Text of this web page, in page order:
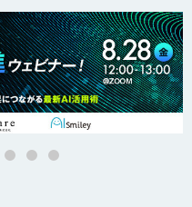
ジン搭載エッジシステム
プリRulerless
ライブレコーダー「VIA